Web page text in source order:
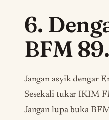
6.
BFM
Jangan asyik dengar
Sesekali tukar IKIM
Jangan lupa buka